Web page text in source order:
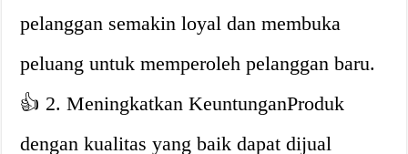
pelanggan semakin loyal dan membuka
peluang untuk memperoleh pelanggan baru.
👍 2. Meningkatkan KeuntunganProduk
dengan kualitas yang baik dapat dijual